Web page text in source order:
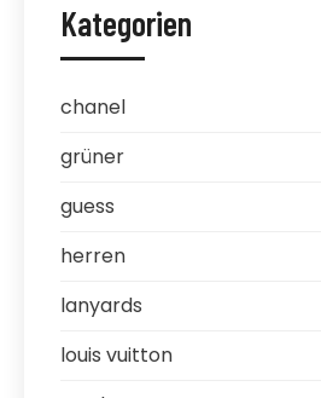
Kategorien
chanel
grüner
guess
herren
lanyards
louis vuitton